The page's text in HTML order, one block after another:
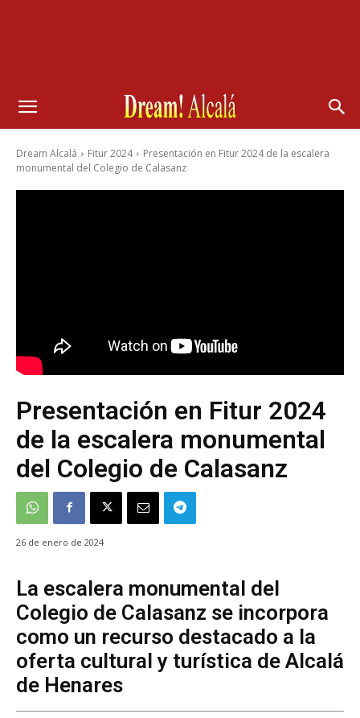
Dream Alcalá Fitur 2024
Presentación en Fitur 2024 de la escalera
monumental del Colegio de Calasanz
Presentación en Fitur 2024
de la escalera monumental
del Colegio de Calasanz
26 de enero de 2024
La escalera monumental del
Colegio de Calasanz se incorpora
como un recurso destacado a la
oferta cultural y turística de Alcalá
de Henares